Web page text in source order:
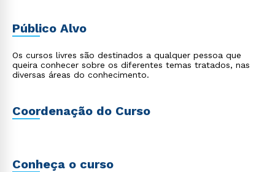
Público Alvo
Os cursos livres são destinados a qualquer pessoa que
queira conhecer sobre os diferentes temas tratados, nas
diversas áreas do conhecimento.
Coordenação do Curso
Conheça o curso